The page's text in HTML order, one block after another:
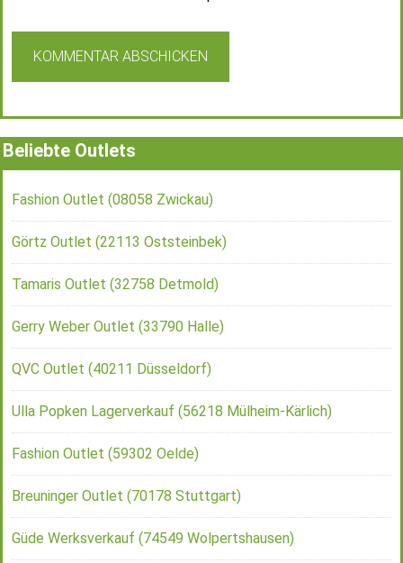
Beliebte Outlets
Fashion Outlet (08058 Zwickau)
Görtz Outlet (22113 Oststeinbek)
Tamaris Outlet (32758 Detmold)
Gerry Weber Outlet (33790 Halle)
QVC Outlet (40211 Düsseldorf)
Ulla Popken Lagerverkauf (56218 Mülheim-Kärlich)
Fashion Outlet (59302 Oelde)
Breuninger Outlet (70178 Stuttgart)
Güde Werksverkauf (74549 Wolpertshausen)